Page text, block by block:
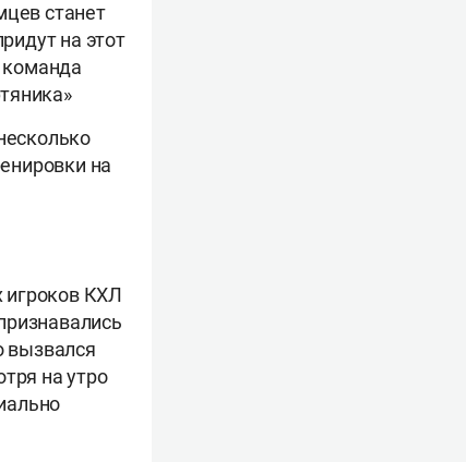
станет
на этот
на
игроков КХЛ
вызвался
на утро